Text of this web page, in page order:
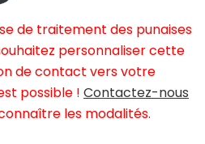
de traitement des punaises
personnaliser cette
de contact vers votre
possible ! Contactez-nous
les modalités.